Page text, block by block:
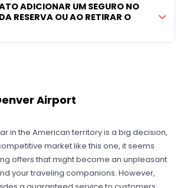
ADICIONAR UM SEGURO NO
RESERVA OU AO RETIRAR O
Airport
in the American territory is a big decision,
market like this one, it seems
offers that might become an unpleasant
your traveling companions. However,